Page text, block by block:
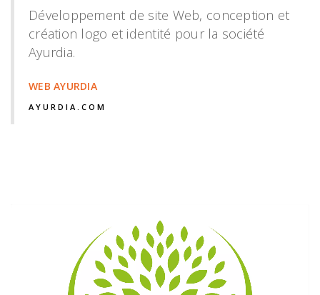
Développement de site Web, conception et
création logo et identité pour la société
Ayurdia.
WEB AYURDIA
AYURDIA.COM